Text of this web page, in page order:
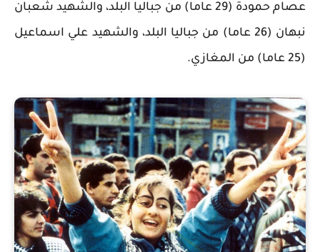
عصام حمودة (29 عاما) من جباليا البلد، والشهيد شعبان
نبهان (26 عاما) من جباليا البلد، والشهيد علي اسماعيل
(25 عاما) من المغازي.